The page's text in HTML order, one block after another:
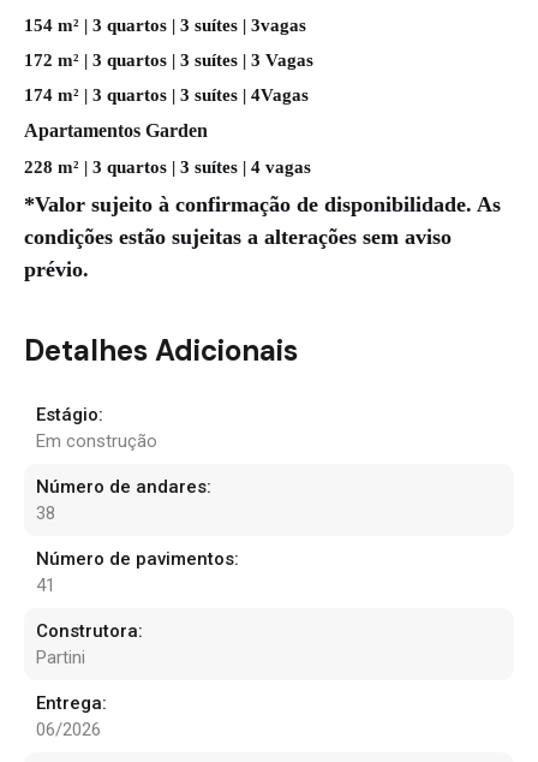
154 m² | 3 quartos | 3 suítes | 3vagas
172 m² | 3 quartos | 3 suítes | 3 Vagas
174 m² | 3 quartos | 3 suítes | 4Vagas
Apartamentos Garden
228 m² | 3 quartos | 3 suítes | 4 vagas
*Valor sujeito à confirmação de disponibilidade. As
condições estão sujeitas a alterações sem aviso
prévio.
Detalhes Adicionais
Estágio:
Em construção
Número de andares:
38
Número de pavimentos:
41
Construtora:
Partini
Entrega:
06/2026